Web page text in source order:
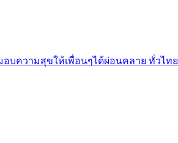
อบความสุขให้เพื่อนๆได้ผ่อนคลาย ทั่วไท